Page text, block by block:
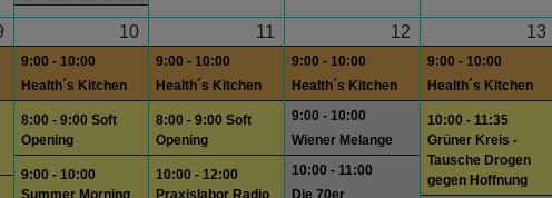
10
9:00 - 10:00
Health´s Kitchen
8:00 - 9:00 Soft
Opening
9:00 - 10:00
11
9:00 - 10:00
Health´s Kitchen
8:00 - 9:00 Soft
Opening
10:00 - 12:00
12
9:00 - 10:00
Health´s Kitchen
9:00 - 10:00
Wiener Melange
10:00 - 11:00
13
9:00 - 10:00
Health´s Kitchen
10:00 - 11:35
Grüner Kreis -
Tausche Drogen
gegen Hoffnung